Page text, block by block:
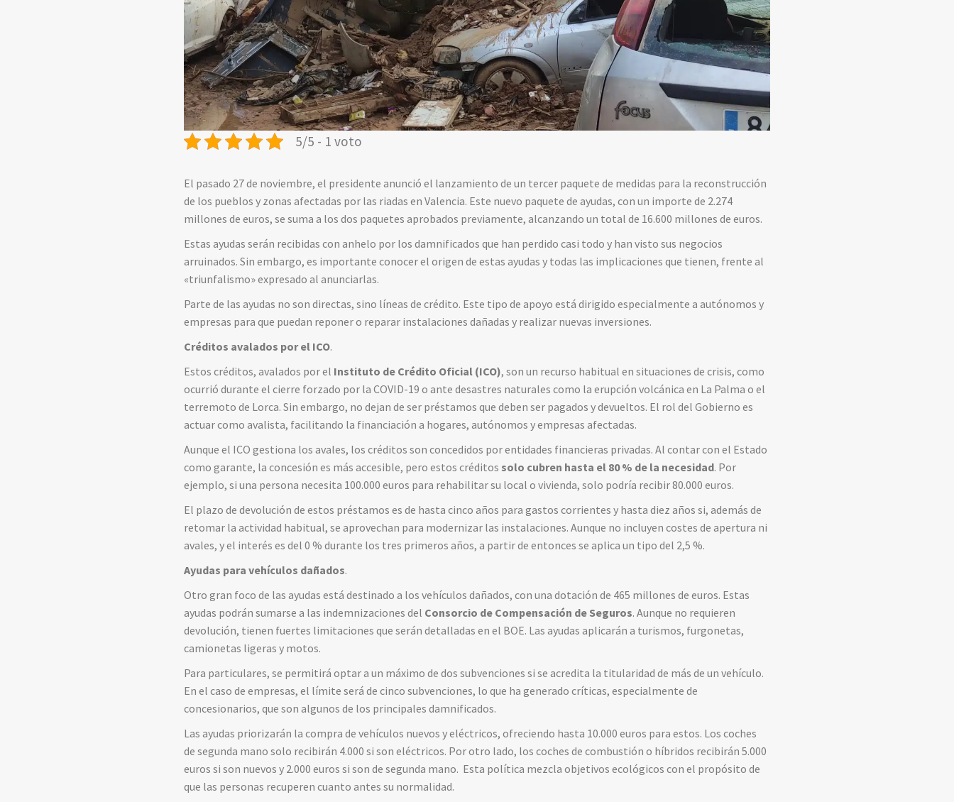
5/5 - 1 voto
El pasado 27 de noviembre, el presidente anunció el lanzamiento de un tercer paquete de medidas para la reconstrucción
de los pueblos y zonas afectadas por las riadas en Valencia. Este nuevo paquete de ayudas, con un importe de 2.274
millones de euros, se suma a los dos paquetes aprobados previamente, alcanzando un total de 16.600 millones de euros.
Estas ayudas serán recibidas con anhelo por los damnificados que han perdido casi todo y han visto sus negocios
arruinados. Sin embargo, es importante conocer el origen de estas ayudas y todas las implicaciones que tienen, frente al
«triunfalismo» expresado al anunciarlas.
Parte de las ayudas no son directas, sino líneas de crédito. Este tipo de apoyo está dirigido especialmente a autónomos y
empresas para que puedan reponer o reparar instalaciones dañadas y realizar nuevas inversiones.
Créditos avalados por el ICO.
Estos créditos, avalados por el Instituto de Crédito Oficial (ICO), son un recurso habitual en situaciones de crisis, como
ocurrió durante el cierre forzado por la COVID-19 o ante desastres naturales como la erupción volcánica en La Palma o el
terremoto de Lorca. Sin embargo, no dejan de ser préstamos que deben ser pagados y devueltos. El rol del Gobierno es
actuar como avalista, facilitando la financiación a hogares, autónomos y empresas afectadas.
Aunque el ICO gestiona los avales, los créditos son concedidos por entidades financieras privadas. Al contar con el Estado
como garante, la concesión es más accesible, pero estos créditos solo cubren hasta el 80 % de la necesidad. Por
ejemplo, si una persona necesita 100.000 euros para rehabilitar su local o vivienda, solo podría recibir 80.000 euros.
El plazo de devolución de estos préstamos es de hasta cinco años para gastos corrientes y hasta diez años si, además de
retomar la actividad habitual, se aprovechan para modernizar las instalaciones. Aunque no incluyen costes de apertura ni
avales, y el interés es del 0 % durante los tres primeros años, a partir de entonces se aplica un tipo del 2,5 %.
Ayudas para vehículos dañados.
Otro gran foco de las ayudas está destinado a los vehículos dañados, con una dotación de 465 millones de euros. Estas
ayudas podrán sumarse a las indemnizaciones del Consorcio de Compensación de Seguros. Aunque no requieren
devolución, tienen fuertes limitaciones que serán detalladas en el BOE. Las ayudas aplicarán a turismos, furgonetas,
camionetas ligeras y motos.
Para particulares, se permitirá optar a un máximo de dos subvenciones si se acredita la titularidad de más de un vehículo.
En el caso de empresas, el límite será de cinco subvenciones, lo que ha generado críticas, especialmente de
concesionarios, que son algunos de los principales damnificados.
Las ayudas priorizarán la compra de vehículos nuevos y eléctricos, ofreciendo hasta 10.000 euros para estos. Los coches
de segunda mano solo recibirán 4.000 si son eléctricos. Por otro lado, los coches de combustión o híbridos recibirán 5.000
euros si son nuevos y 2.000 euros si son de segunda mano. Esta política mezcla objetivos ecológicos con el propósito de
que las personas recuperen cuanto antes su normalidad.